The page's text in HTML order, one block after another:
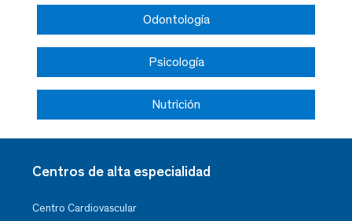
Odontología
Psicología
Nutrición
Centros de alta especialidad
Centro Cardiovascular